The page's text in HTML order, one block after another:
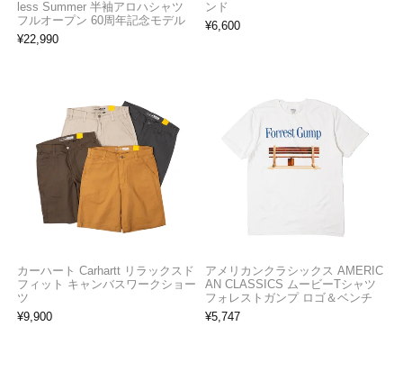
less Summer 半袖アロハシャツ
フルオープン 60周年記念モデル
¥22,990
ンド
¥6,600
カーハート Carhartt リラックスド
フィット キャンバスワークショー
ツ
¥9,900
アメリカンクラシックス AMERIC
AN CLASSICS ムービーTシャツ
フォレストガンプ ロゴ＆ベンチ
¥5,747